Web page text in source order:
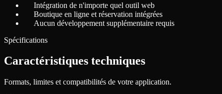
Intégration de n'importe quel outil web
Boutique en ligne et réservation intégrées
Aucun développement supplémentaire requis
Spécifications
Caractéristiques techniques
Formats, limites et compatibilités de votre application.